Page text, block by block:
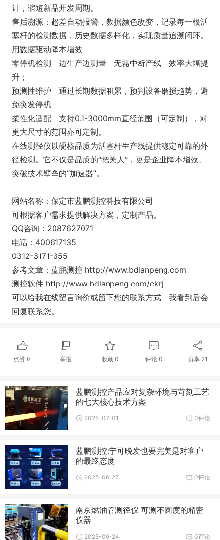
计，缩短新品开发周期。
售后溯源：超差自动报警，数据颜色改变，记录每一根活
塞杆的检测数据，历史数据多样化，实现质量追溯闭环。
用数据驱动降本增效
零停机检测：边生产边测量，无需中断产线，效率大幅提
升；
预测性维护：通过长期数据积累，预判设备磨损趋势，避
免突发停机；
柔性化适配：支持0.1-3000mm直径范围（可定制），对
更大尺寸的范围亦可定制。
在线测径仪以硬核品质为活塞杆生产线提供稳定可靠的外
径检测。它不仅是品质的“把关人”，更是企业降本增效、
突破技术壁垒的“加速器”。
网站名称：保定市蓝鹏测控科技有限公司
可根据客户需求提供解决方案，定制产品。
QQ咨询：2087627071
电话：400617135
0312-3171-355
参考文章：蓝鹏测控 http://www.bdlanpeng.com
测控软件 http://www.bdlanpeng.com/ckrj
可以给我在线留言询价或留下您的联系方式，我看到后会
回复联系您。
点赞0 举报 收藏 0 评论0 分享 21
蓝鹏测控产品应对复杂环境与苛刻工艺
的七大核心技术方案
0评论
2025-07-01
蓝鹏测控:宁可晚发也要完美是对客户
的最终态度
0评论
2025-06-27
南京燃油管测径仪 可测不圆度的精密
仪器
0评论
2025-06-24